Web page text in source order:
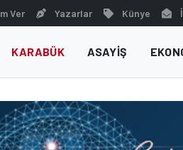
Ver Yazarlar Künye
KARABÜK ASAYIŞ